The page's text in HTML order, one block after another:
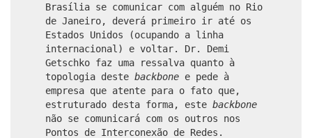
Brasília se comunicar com alguém no Rio
de Janeiro, deverá primeiro ir até os
Estados Unidos (ocupando a linha
internacional) e voltar. Dr. Demi
Getschko faz uma ressalva quanto à
topologia deste backbone e pede à
empresa que atente para o fato que,
estruturado desta forma, este backbone
não se comunicará com os outros nos
Pontos de Interconexão de Redes.